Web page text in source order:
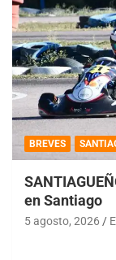
BREVES
en Santiago
5 agosto, 2026